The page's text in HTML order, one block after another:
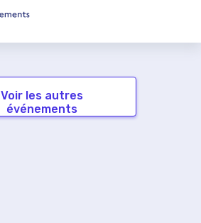
Voir les autres
événements